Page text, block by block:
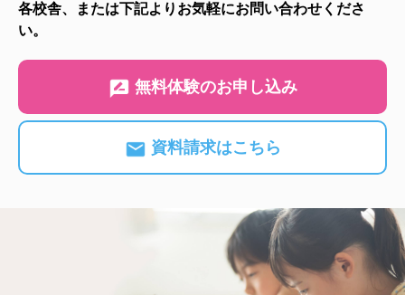
各校舎、または下記よりお気軽にお問い合わせくださ
い。
無料体験のお申し込み
資料請求はこちら